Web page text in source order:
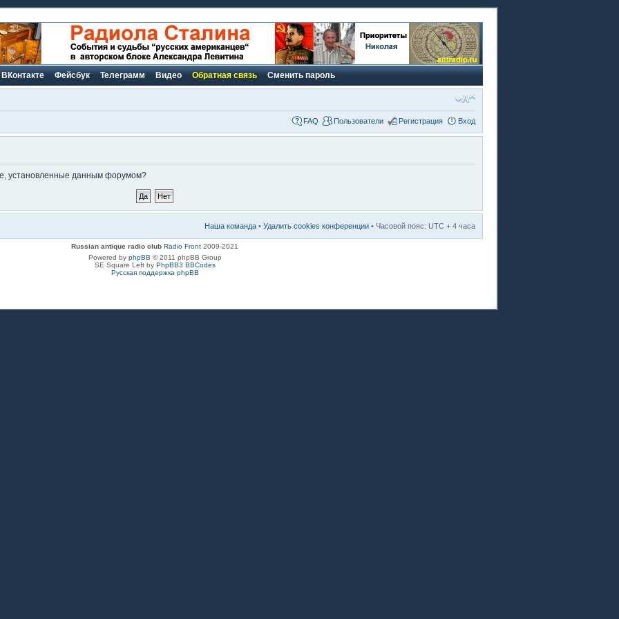
ВКонтакте Фейсбук Телеграмм Видео Обратная связь Сменить пароль
FAQ Пользователи Регистрация Вход
установленные данным форумом?
Наша команда • Удалить cookies конференции • Часовой пояс: UTC + 4 часа
Russian antique radio club Radio Front 2009-2021
Powered by phpBB © 2011 phpBB Group
SE Square Left by PhpBB3 BBCodes
Русская поддержка phpBB